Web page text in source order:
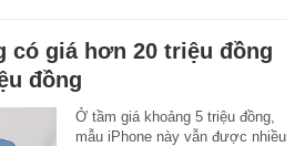
có giá hơn 20 triệu đồng
đồng
Ở tầm giá khoảng 5 triệu đồng,
mẫu iPhone này vẫn được nhiều